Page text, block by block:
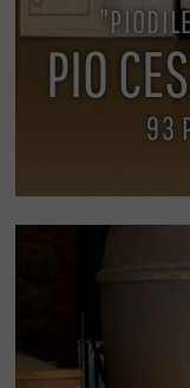
PIO
93